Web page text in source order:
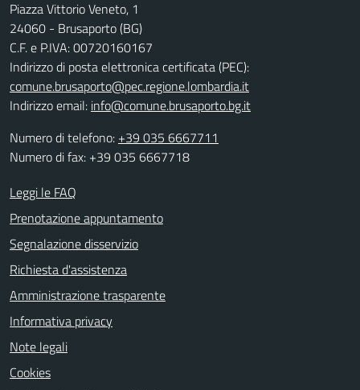
Piazza Vittorio Veneto, 1
24060 - Brusaporto (BG)
C.F. e P.IVA: 00720160167
Indirizzo di posta elettronica certificata (PEC):
comune.brusaporto@pec.regione.lombardia.it
Indirizzo email: info@comune.brusaporto.bg.it
Numero di telefono: +39 035 6667711
Numero di fax: +39 035 6667718
Leggi le FAQ
Prenotazione appuntamento
Segnalazione disservizio
Richiesta d'assistenza
Amministrazione trasparente
Informativa privacy
Note legali
Cookies